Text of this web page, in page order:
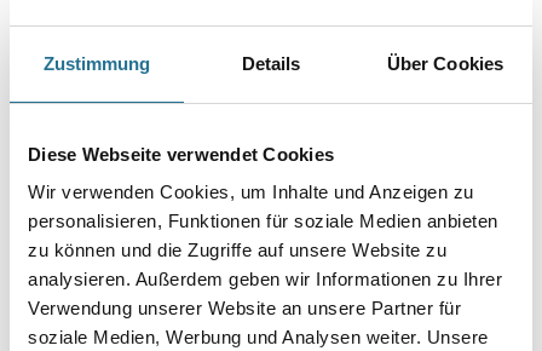
Zustimmung Details Über Cookies
Diese Webseite verwendet Cookies
Wir verwenden Cookies, um Inhalte und Anzeigen zu
personalisieren, Funktionen für soziale Medien anbieten
zu können und die Zugriffe auf unsere Website zu
analysieren. Außerdem geben wir Informationen zu Ihrer
Verwendung unserer Website an unsere Partner für
soziale Medien, Werbung und Analysen weiter. Unsere
Wasser aktiviert.
Gebinde